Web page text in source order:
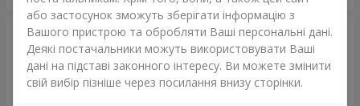
або застосунок зможуть зберігати інформацію з
Вашого пристрою та обробляти Ваші персональні дані.
Деякі постачальники можуть використовувати Ваші
дані на підставі законного інтересу. Ви можете змінити
свій вибір пізніше через посилання внизу сторінки.